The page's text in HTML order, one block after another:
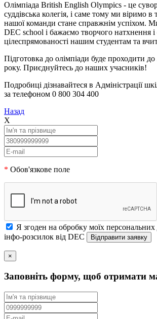
Олімпіада British English Olympics - це
суддівська колегія, і саме тому ми віримо
нашої команди стане справжнім успіхом.
DEC school і бажаємо творчого натхнення і
цілеспрямованості нашим студентам та
Підготовка до олімпіади буде проходити
року. Приєднуйтесь до наших учасників!
Подробиці дізнавайтеся в Адміністрації
за телефоном 0 800 304 400
Назад
X
* Обов'язкове поле
Я згоден на обробку моїх
інфо-розсилок від DEC
×
Заповніть форму, щоб отримати